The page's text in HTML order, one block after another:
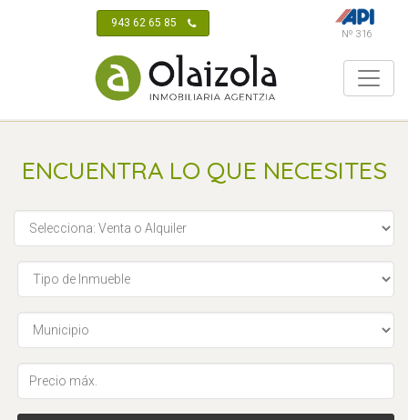
943 62 65 85
Nº 316
ENCUENTRA LO QUE NECESITES